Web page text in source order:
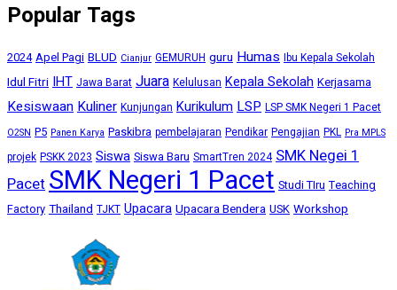
Popular Tags
2024 Apel Pagi BLUD Cianjur GEMURUH guru Humas Ibu Kepala Sekolah
Idul Fitri IHT Jawa Barat Juara Kelulusan Kepala Sekolah Kerjasama
Kesiswaan Kuliner Kunjungan Kurikulum LSP LSP SMK Negeri 1 Pacet
O2SN P5 Panen Karya Paskibra pembelajaran Pendikar Pengajian PKL Pra MPLS
projek PSKK 2023 Siswa Siswa Baru SmartTren 2024 SMK Negei 1
PacetSMK Negeri 1 Pacet Studi TIru Teaching
Factory Thailand TJKT Upacara Upacara Bendera USK Workshop